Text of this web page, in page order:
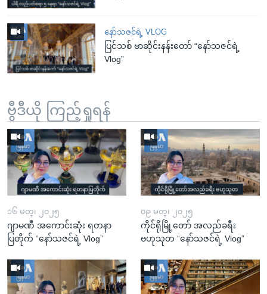
နော်သဇင်ရဲ့ VLOG
ပြင်သစ် ဗာဆိုင်းနန်းတော် “နော်သဇင်ရဲ့
Vlog”
ဗွီဒီယို ကြည့်ရှုရန်
၁၆ မတ္၊ ၂၀၂၅
ဂျာမဏီ အကောင်းဆုံး ရတနာ
ပြတိုက် “နော်သဇင်ရဲ့ Vlog”
၀၉ မတ္၊ ၂၀၂၅
ကိုင်ရိုမြို့တော် အလည်ခရီး
ဗဟုသုတ “နော်သဇင်ရဲ့ Vlog”